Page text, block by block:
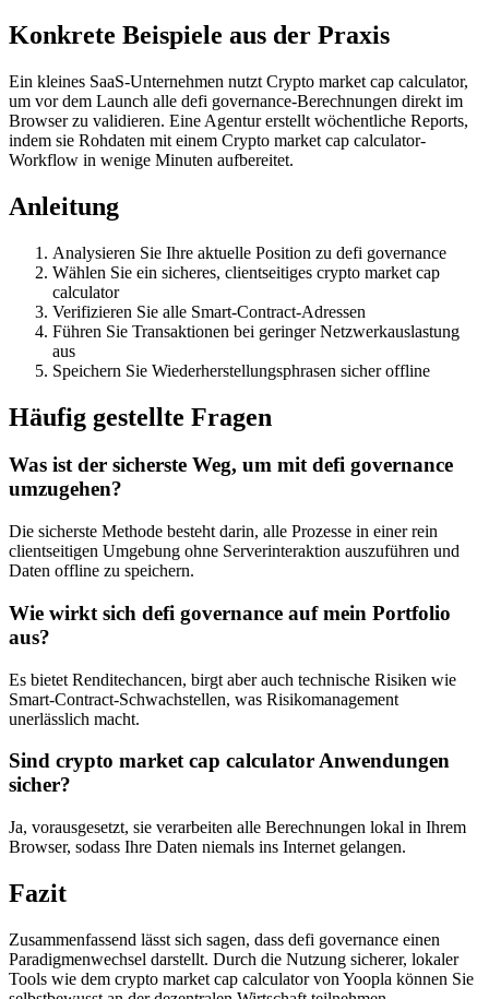
Konkrete Beispiele aus der Praxis
Ein kleines SaaS-Unternehmen nutzt Crypto market cap calculator,
um vor dem Launch alle defi governance-Berechnungen direkt im
Browser zu validieren. Eine Agentur erstellt wöchentliche Reports,
indem sie Rohdaten mit einem Crypto market cap calculator-
Workflow in wenige Minuten aufbereitet.
Anleitung
Analysieren Sie Ihre aktuelle Position zu defi governance
Wählen Sie ein sicheres, clientseitiges crypto market cap
calculator
Verifizieren Sie alle Smart-Contract-Adressen
Führen Sie Transaktionen bei geringer Netzwerkauslastung
aus
Speichern Sie Wiederherstellungsphrasen sicher offline
Häufig gestellte Fragen
Was ist der sicherste Weg, um mit defi governance
umzugehen?
Die sicherste Methode besteht darin, alle Prozesse in einer rein
clientseitigen Umgebung ohne Serverinteraktion auszuführen und
Daten offline zu speichern.
Wie wirkt sich defi governance auf mein Portfolio
aus?
Es bietet Renditechancen, birgt aber auch technische Risiken wie
Smart-Contract-Schwachstellen, was Risikomanagement
unerlässlich macht.
Sind crypto market cap calculator Anwendungen
sicher?
Ja, vorausgesetzt, sie verarbeiten alle Berechnungen lokal in Ihrem
Browser, sodass Ihre Daten niemals ins Internet gelangen.
Fazit
Zusammenfassend lässt sich sagen, dass defi governance einen
Paradigmenwechsel darstellt. Durch die Nutzung sicherer, lokaler
Tools wie dem crypto market cap calculator von Yoopla können Sie